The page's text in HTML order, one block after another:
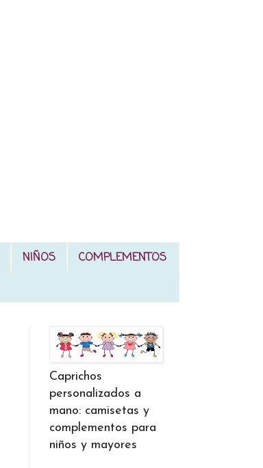
NIÑOS
COMPLEMENTOS
Caprichos
personalizados a
mano: camisetas y
complementos para
niños y mayores